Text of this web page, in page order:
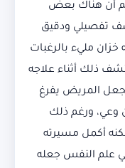
أن هناك بعض
تفصيلي ودقيق
مليء بالرغبات
ذلك أثناء علاجه
المريض يفرغ
وعي، ورغم ذلك
أكمل مسيرته
في علم النفس جعله